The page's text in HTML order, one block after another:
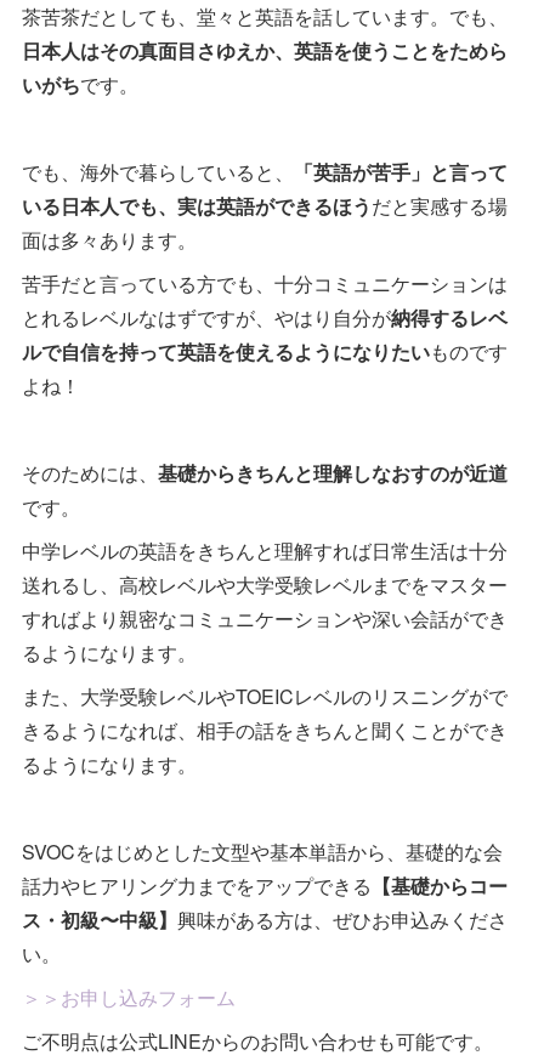
茶苦茶だとしても、堂々と英語を話しています。でも、
日本人はその真面目さゆえか、英語を使うことをためら
いがちです。
でも、海外で暮らしていると、
「英語が苦手」と言って
いる日本人でも、実は英語ができるほうだと実感する場
面は多々あります。
苦手だと言っている方でも、十分コミュニケーションは
とれるレベルなはずですが、やはり自分が納得するレベ
ルで自信を持って英語を使えるようになりたいものです
よね！
そのためには、基礎からきちんと理解しなおすのが近道
です。
中学レベルの英語をきちんと理解すれば日常生活は十分
送れるし、高校レベルや大学受験レベルまでをマスター
すればより親密なコミュニケーションや深い会話ができ
るようになります。
また、大学受験レベルやTOEICレベルのリスニングがで
きるようになれば、相手の話をきちんと聞くことができ
るようになります。
SVOCをはじめとした文型や基本単語から、基礎的な会
話力やヒアリング力までをアップできる 【基礎からコー
ス・初級〜中級】興味がある方は、ぜひお申込みくださ
い。
＞＞お申し込みフォーム
ご不明点は公式LINEからのお問い合わせも可能です。